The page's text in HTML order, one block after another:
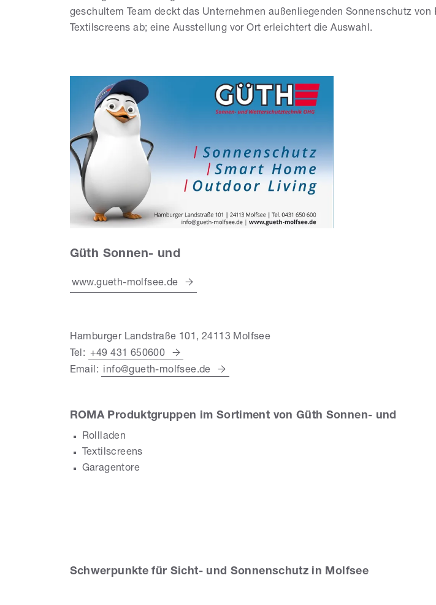
geschultem Team deckt das Unternehmen außenliegenden Sonnenschutz von
Textilscreens ab; eine Ausstellung vor Ort erleichtert die Auswahl.
Güth Sonnen- und
www.gueth-molfsee.de
Hamburger Landstraße 101, 24113 Molfsee
Tel: +49 431 650600
Email: info@gueth-molfsee.de
ROMA Produktgruppen im Sortiment von Güth Sonnen- und
Rollladen
Textilscreens
Garagentore
Schwerpunkte für Sicht- und Sonnenschutz in Molfsee